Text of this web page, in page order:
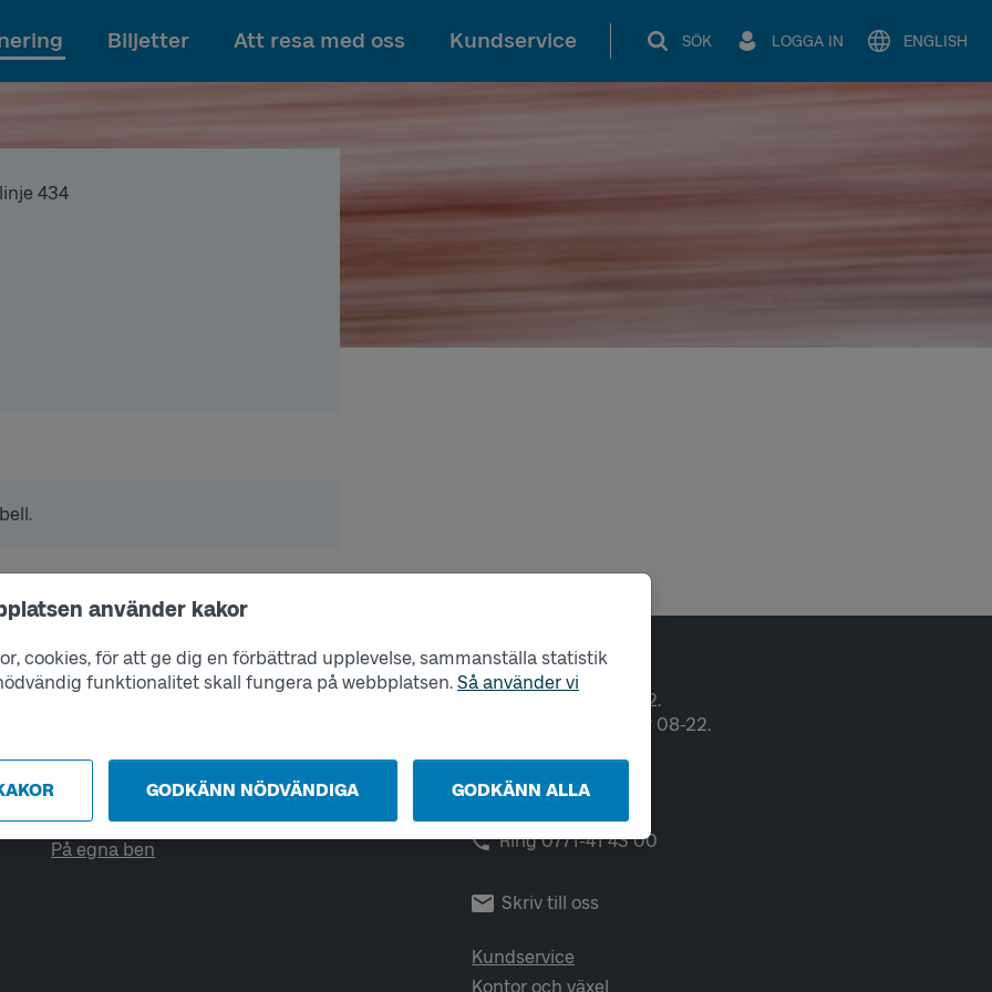
använder kakor
cookies, för att ge dig en förbättrad upplevelse, sammanställa statistik
funktionalitet skall fungera på webbplatsen. Så använder vi
GODKÄNN NÖDVÄNDIGA GODKÄNN ALLA
Till innehållet
Biljetter Att resa med oss Kundservice SÖK LOGGA IN ENGLISH
434
Tjänster
Skola
Utvecklarportalen
Västtrafik testar
På egna ben
Kontakt
Öppet vardagar 06-22.
Helger och helgdagar 08-22.
Chatta
Ring 0771-41 43 00
Skriv till oss
Kundservice
Kontor och växel